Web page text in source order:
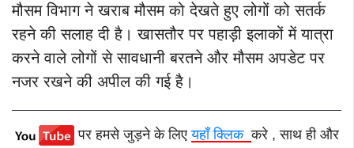
मौसम विभाग ने खराब मौसम को देखते हुए लोगों को सतर्क
रहने की सलाह दी है। खासतौर पर पहाड़ी इलाकों में यात्रा
करने वाले लोगों से सावधानी बरतने और मौसम अपडेट पर
नजर रखने की अपील की गई है।
पर हमसे जुड़ने के लिएयहाँ क्लिककरे , साथ ही और